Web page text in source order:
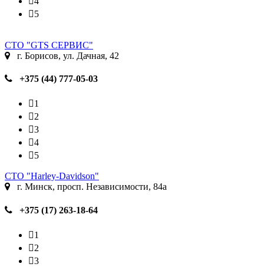
5
СТО "GTS СЕРВИС"
г. Борисов, ул. Дачная, 42
+375 (44) 777-05-03
1
2
3
4
5
СТО "Harley-Davidson"
г. Минск, просп. Независимости, 84a
+375 (17) 263-18-64
1
2
3